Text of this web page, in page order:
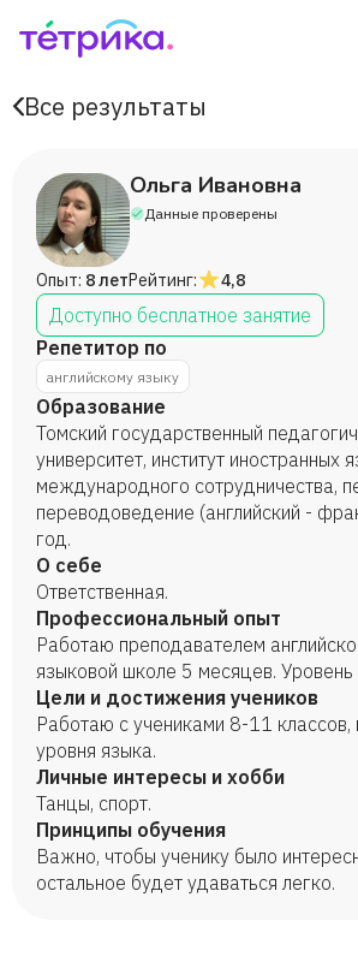
Все результаты
Ольга Ивановна
Данные проверены
Опыт: 8 летРейтинг: 4,8
Доступно бесплатное занятие
Репетитор по
английскому языку
Образование
Томский государственный
университет, институт иностранных
международного сотрудничества,
переводоведение (английский -
год.
О себе
Ответственная.
Профессиональный опыт
Работаю преподавателем
языковой школе 5 месяцев. Уровень
Цели и достижения учеников
Работаю с учениками 8-11 классов,
уровня языка.
Личные интересы и хобби
Танцы, спорт.
Принципы обучения
Важно, чтобы ученику было
остальное будет удаваться легко.